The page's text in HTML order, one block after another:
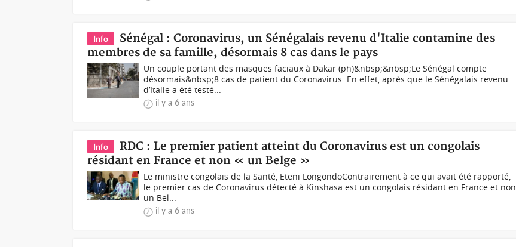
Info
Sénégal : Coronavirus, un Sénégalais revenu d'Italie contamine des
membres de sa famille, désormais 8 cas dans le pays
Un couple portant des masques faciaux à Dakar (ph)&nbsp;&nbsp;Le Sénégal compte
désormais&nbsp;8 cas de patient du Coronavirus. En effet, après que le Sénégalais revenu
d’Italie a été testé...
il y a 6 ans
Info
RDC : Le premier patient atteint du Coronavirus est un congolais
résidant en France et non « un Belge »
Le ministre congolais de la Santé, Eteni LongondoContrairement à ce qui avait été rapporté,
le premier cas de Coronavirus détecté à Kinshasa est un congolais résidant en France et non
un Bel...
il y a 6 ans